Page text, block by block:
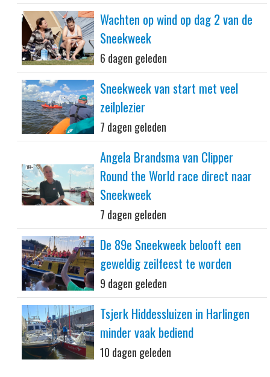
Wachten op wind op dag 2 van de
Sneekweek
6 dagen geleden
Sneekweek van start met veel
zeilplezier
7 dagen geleden
Angela Brandsma van Clipper
Round the World race direct naar
Sneekweek
7 dagen geleden
De 89e Sneekweek belooft een
geweldig zeilfeest te worden
9 dagen geleden
Tsjerk Hiddessluizen in Harlingen
minder vaak bediend
10 dagen geleden